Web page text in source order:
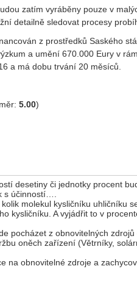
zatím vyráběny pouze v
detailně sledovat procesy
z prostředků Saského
a umění 670.000 Eury v
a má dobu trvání 20 měsíců.
5.00)
desetiny či jednotky procent
s účinností….
molekul kysličníku uhličníku
kysličníku. A vyjádřit to v
pocházet z obnovitelných
oněch zařízení (Větrníky,
na obnovitelné zdroje a